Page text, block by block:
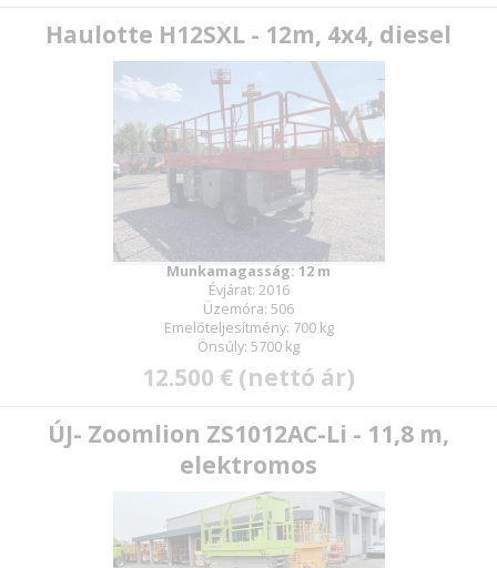
Haulotte H12SXL - 12m, 4x4, diesel
Munkamagasság: 12 m
Évjárat: 2016
Üzemóra: 506
Emelőteljesítmény: 700 kg
Önsúly: 5700 kg
12.500 € (nettó ár)
ÚJ- Zoomlion ZS1012AC-Li - 11,8 m,
elektromos